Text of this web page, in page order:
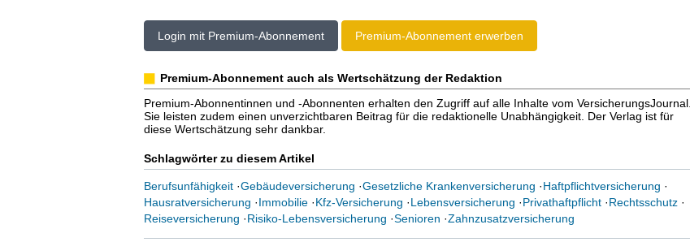
Login mit Premium-Abonnement Premium-Abonnement erwerben
Premium-Abonnement auch als Wertschätzung der Redaktion
Premium-Abonnentinnen und -Abonnenten erhalten den Zugriff auf alle Inhalte vom VersicherungsJournal.
Sie leisten zudem einen unverzichtbaren Beitrag für die redaktionelle Unabhängigkeit. Der Verlag ist für
diese Wertschätzung sehr dankbar.
Schlagwörter zu diesem Artikel
Berufsunfähigkeit·Gebäudeversicherung ·Gesetzliche Krankenversicherung ·Haftpflichtversicherung ·
Hausratversicherung ·Immobilie·Kfz-Versicherung ·Lebensversicherung ·Privathaftpflicht·Rechtsschutz·
Reiseversicherung ·Risiko-Lebensversicherung ·Senioren ·Zahnzusatzversicherung